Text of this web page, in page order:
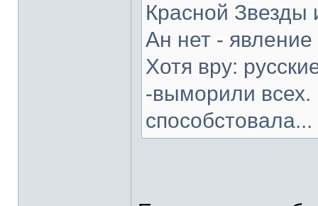
Красной Звезды
Ан нет -
Хотя вру:
-выморили
способстовала...